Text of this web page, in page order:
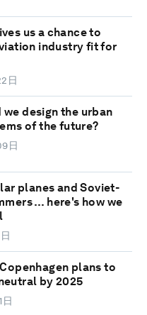
us a chance to
industry fit for
日
we design the urban
of the future?
日
planes and Soviet-
… here's how we
plans to
by 2025